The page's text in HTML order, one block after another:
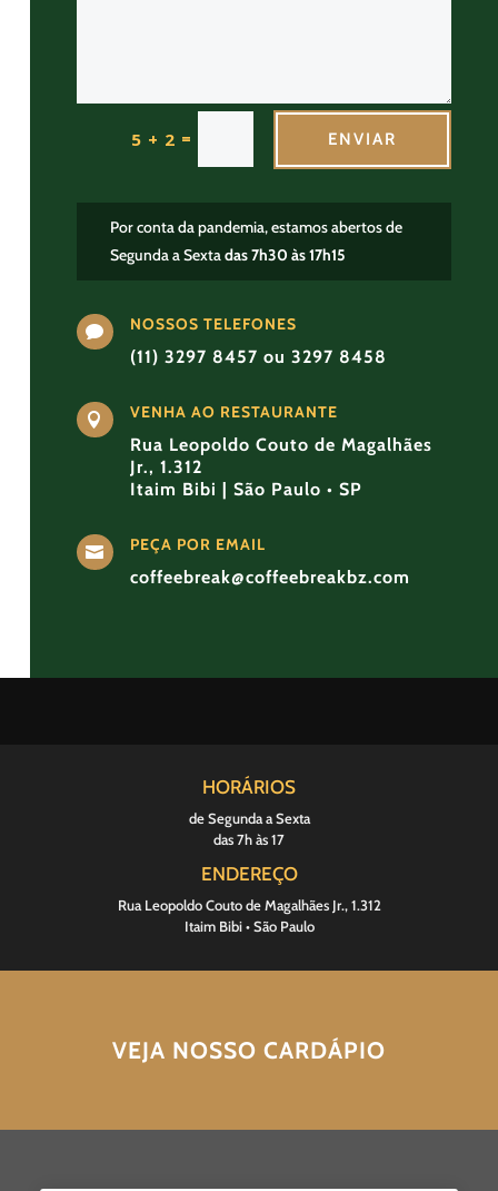
5 + 2 = ENVIAR
Por conta da pandemia, estamos abertos de
Segunda a Sextadas 7h30 às 17h15
 NOSSOS TELEFONES
(11) 3297 8457 ou 3297 8458
 VENHA AO RESTAURANTE
Rua Leopoldo Couto de Magalhães
Jr., 1.312
Itaim Bibi | São Paulo • SP
 PEÇA POR EMAIL
coffeebreak@coffeebreakbz.com
HORÁRIOS
de Segunda a Sexta
das 7h às 17
ENDEREÇO
Rua Leopoldo Couto de Magalhães Jr., 1.312
Itaim Bibi • São Paulo
VEJA NOSSO CARDÁPIO